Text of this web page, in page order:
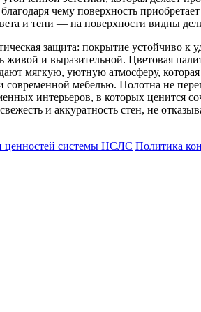
чему поверхность
и тени — на поверхности видны
защита: покрытие устойчиво
живой и выразительной. Цветовая
мягкую, уютную атмосферу,
современной мебелью. Полотна не
интерьеров, в которых ценится
и аккуратность стен, не
системы НСЛС Политика